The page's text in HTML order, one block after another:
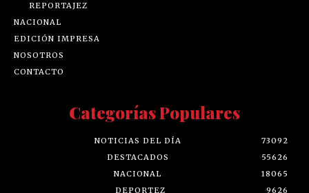
REPORTAJEZ
NACIONAL
EDICIÓN IMPRESA
NOSOTROS
CONTACTO
Categorías Populares
NOTICIAS DEL DÍA
73092
DESTACADOS
55626
NACIONAL
18065
DEPORTEZ
9626